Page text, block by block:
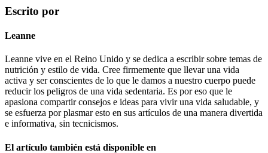
Escrito por
Leanne
Leanne vive en el Reino Unido y se dedica a escribir sobre temas de
nutrición y estilo de vida. Cree firmemente que llevar una vida
activa y ser conscientes de lo que le damos a nuestro cuerpo puede
reducir los peligros de una vida sedentaria. Es por eso que le
apasiona compartir consejos e ideas para vivir una vida saludable, y
se esfuerza por plasmar esto en sus artículos de una manera divertida
e informativa, sin tecnicismos.
El artículo también está disponible en